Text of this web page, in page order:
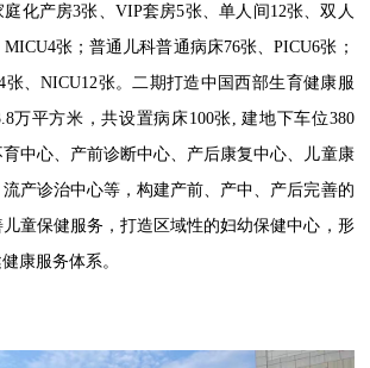
庭化产房3张、 VIP套房5张、单人间12张、双人
MICU4张；普通儿科普通病床76张、PICU6张；
张、NICU12张。二期打造中国西部生育健康服
万平方米，共设置病床100张 ,建地下车位380
中心、产前诊断中心、产后康复中心、儿童康
产诊治中心等，构建产前、产中、产后完善的
童保健服务，打造区域性的妇幼保健中心，形
康服务体系。